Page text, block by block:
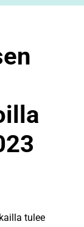
tulee